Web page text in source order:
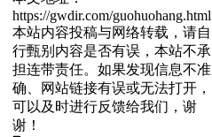
https://gwdir.com/guohuohang.html
本站内容投稿与网络转载，请自
行甄别内容是否有误，本站不承
担连带责任。如果发现信息不准
确、网站链接有误或无法打开，
可以及时进行反馈给我们，谢
谢！